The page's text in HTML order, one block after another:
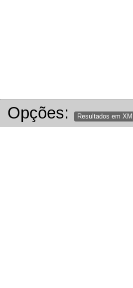
Opções: Resultados em XML